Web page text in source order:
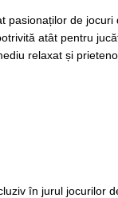
de
atât pentru
relaxat și
în jurul jocurilor